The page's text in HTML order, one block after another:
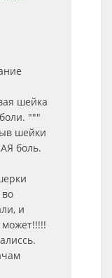
шейка
"""
шейки
боль.
и